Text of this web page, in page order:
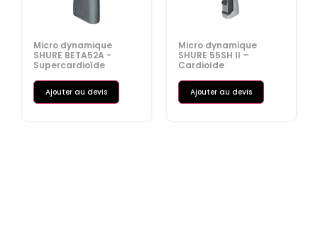
Micro dynamique
SHURE BETA52A -
Supercardioïde
Ajouter au devis
Micro dynamique
SHURE 55SH II –
Cardioïde
Ajouter au devis